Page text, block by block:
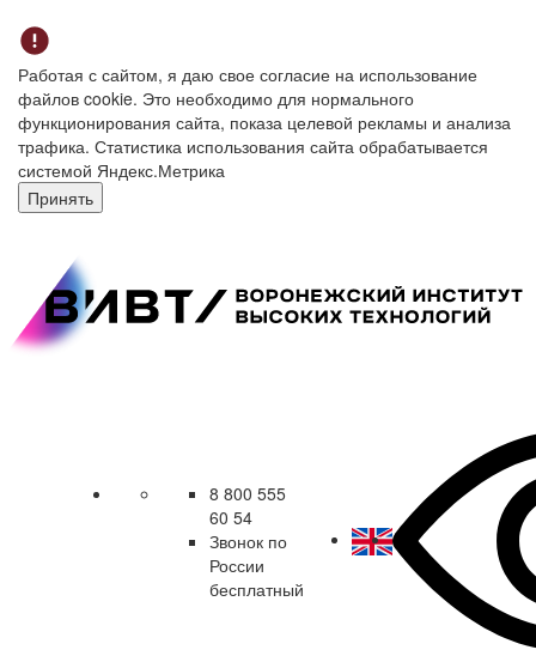
Работая с сайтом, я даю свое согласие на использование
файлов cookie. Это необходимо для нормального
функционирования сайта, показа целевой рекламы и анализа
трафика. Статистика использования сайта обрабатывается
системой Яндекс.Метрика
Принять
8 800 555
60 54
Звонок по
России
бесплатный